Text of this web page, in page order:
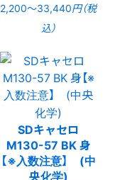
2,200〜33,440円（税
込）
SDキャセロ
M130-57 BK 身
【※入数注意】 (中
央化学)